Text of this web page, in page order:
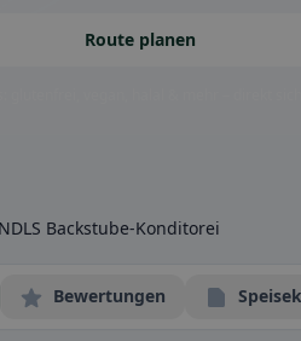
Route planen
Backstube-Konditorei
Bewertungen